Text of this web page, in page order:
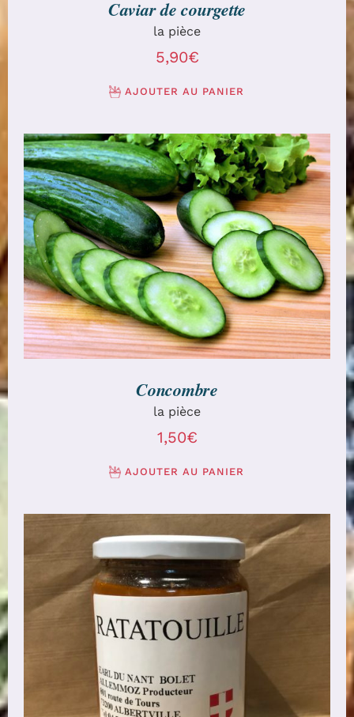
Caviar de courgette
la pièce
5,90€
AJOUTER AU PANIER
AJOUTER AU PANIER / DÉTAILS
Concombre
la pièce
1,50€
AJOUTER AU PANIER
AJOUTER AU PANIER